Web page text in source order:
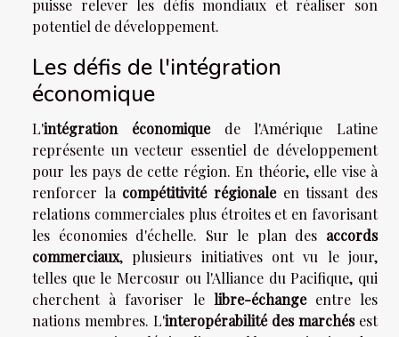
puisse relever les défis mondiaux et réaliser son
potentiel de développement.
Les défis de l'intégration
économique
L'intégration économiquede l'Amérique Latine
représente un vecteur essentiel de développement
pour les pays de cette région. En théorie, elle vise à
renforcer la compétitivité régionaleen tissant des
relations commerciales plus étroites et en favorisant
les économies d'échelle. Sur le plan des accords
commerciaux, plusieurs initiatives ont vu le jour,
telles que le Mercosur ou l'Alliance du Pacifique, qui
cherchent à favoriser le libre-échangeentre les
nations membres. L'interopérabilité des marchésest